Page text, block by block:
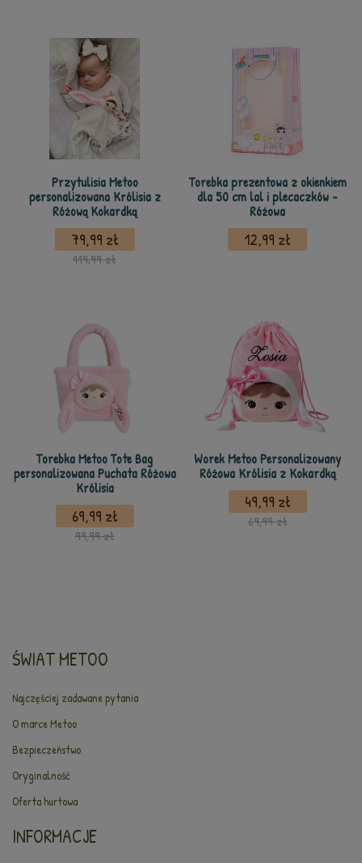
Przytulisia Metoo
personalizowana Królisia z
Różową Kokardką
79,99 zł
119,99 zł
Torebka prezentowa z okienkiem
dla 50 cm lal i plecaczków -
Różowa
12,99 zł
Torebka Metoo Tote Bag
personalizowana Puchata Różowa
Królisia
69,99 zł
99,99 zł
Worek Metoo Personalizowany
Różowa Królisia z Kokardką
49,99 zł
69,99 zł
ŚWIAT METOO
Najczęściej zadawane pytania
O marce Metoo
Bezpieczeństwo
Oryginalność
Oferta hurtowa
INFORMACJE